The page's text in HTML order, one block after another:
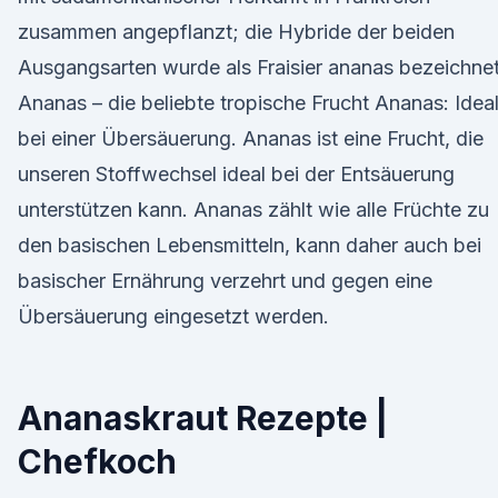
zusammen angepflanzt; die Hybride der beiden
Ausgangsarten wurde als Fraisier ananas
Ananas – die beliebte tropische Frucht Ananas: Ideal
bei einer Übersäuerung. Ananas ist eine Frucht, die
unseren Stoffwechsel ideal bei der Entsäuerung
unterstützen kann. Ananas zählt wie alle Früchte zu
den basischen Lebensmitteln, kann daher auch bei
basischer Ernährung verzehrt und gegen eine
Übersäuerung eingesetzt werden.
Ananaskraut Rezepte |
Chefkoch